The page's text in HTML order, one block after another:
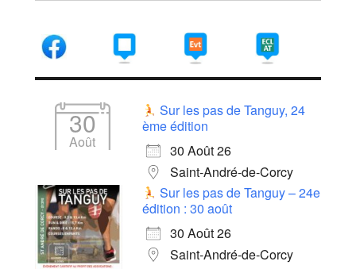
30
Août
Sur les pas de Tanguy, 24
ème édition
30 Août 26
Saint-André-de-Corcy
Sur les pas de Tanguy – 24e
édition : 30 août
30 Août 26
Saint-André-de-Corcy